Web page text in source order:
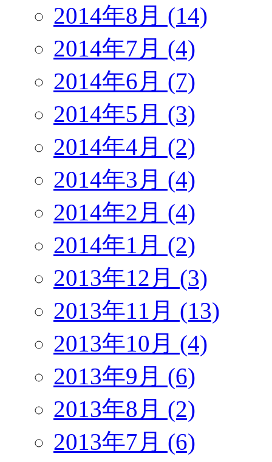
2014年8月 (14)
2014年7月 (4)
2014年6月 (7)
2014年5月 (3)
2014年4月 (2)
2014年3月 (4)
2014年2月 (4)
2014年1月 (2)
2013年12月 (3)
2013年11月 (13)
2013年10月 (4)
2013年9月 (6)
2013年8月 (2)
2013年7月 (6)